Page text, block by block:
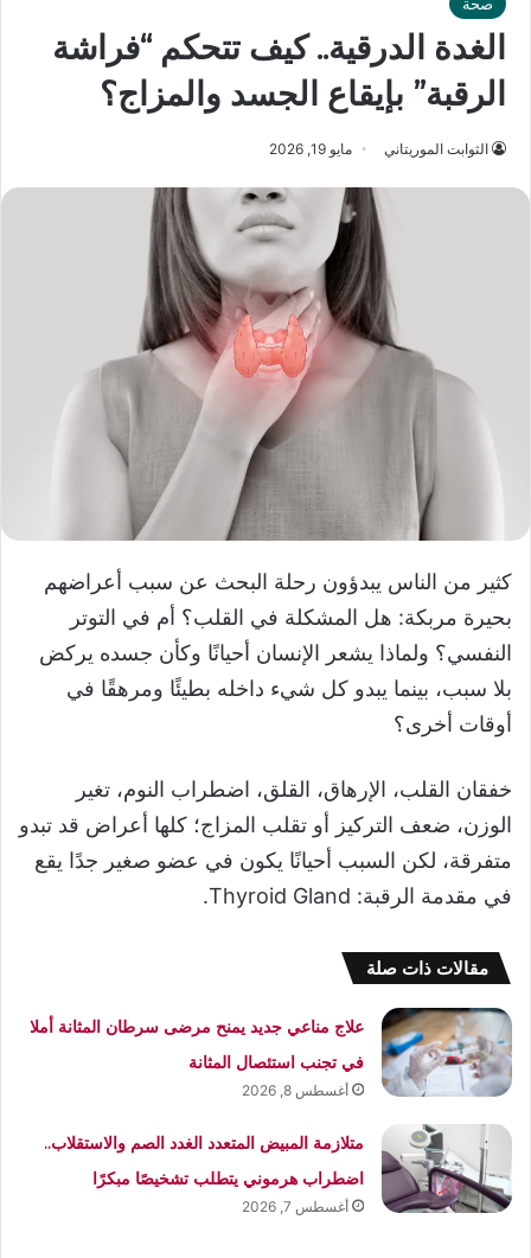
الغدة الدرقية.. كيف تتحكم “فراشة
الرقبة” بإيقاع الجسد والمزاج؟
الثوابت الموريتاني مايو 19, 2026
كثير من الناس يبدؤون رحلة البحث عن سبب أعراضهم
بحيرة مربكة: هل المشكلة في القلب؟ أم في التوتر
النفسي؟ ولماذا يشعر الإنسان أحيانًا وكأن جسده يركض
بلا سبب، بينما يبدو كل شيء داخله بطيئًا ومرهقًا في
أوقات أخرى؟
خفقان القلب، الإرهاق، القلق، اضطراب النوم، تغير
الوزن، ضعف التركيز أو تقلب المزاج؛ كلها أعراض قد تبدو
متفرقة، لكن السبب أحيانًا يكون في عضو صغير جدًا يقع
في مقدمة الرقبة: Thyroid Gland.
مقالات ذات صلة
علاج مناعي جديد يمنح مرضى سرطان المثانة أملا
في تجنب استئصال المثانة
أغسطس 8, 2026
متلازمة المبيض المتعدد الغدد الصم والاستقلاب..
اضطراب هرموني يتطلب تشخيصًا مبكرًا
أغسطس 7, 2026